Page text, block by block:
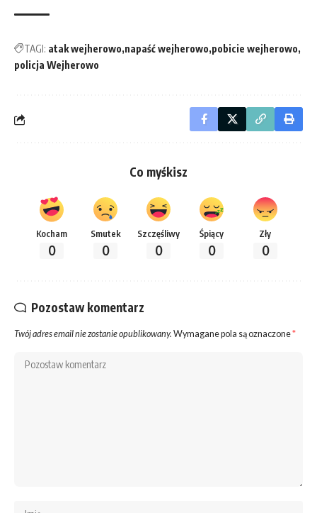
TAGI: atak wejherowo napaść wejherowo pobicie wejherowo
policja Wejherowo
Co myśkisz
Kocham
0
Smutek
0
Szczęśliwy
0
Śpiący
0
Zły
0
Pozostaw komentarz
Twój adres email nie zostanie opublikowany. Wymagane pola są oznaczone*